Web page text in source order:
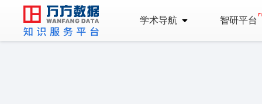
学术导航 智研平台